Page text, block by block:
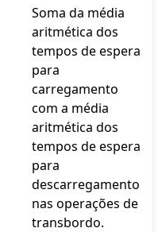
Soma da média
aritmética dos
tempos de espera
para
carregamento
com a média
aritmética dos
tempos de espera
para
descarregamento
nas operações de
transbordo.